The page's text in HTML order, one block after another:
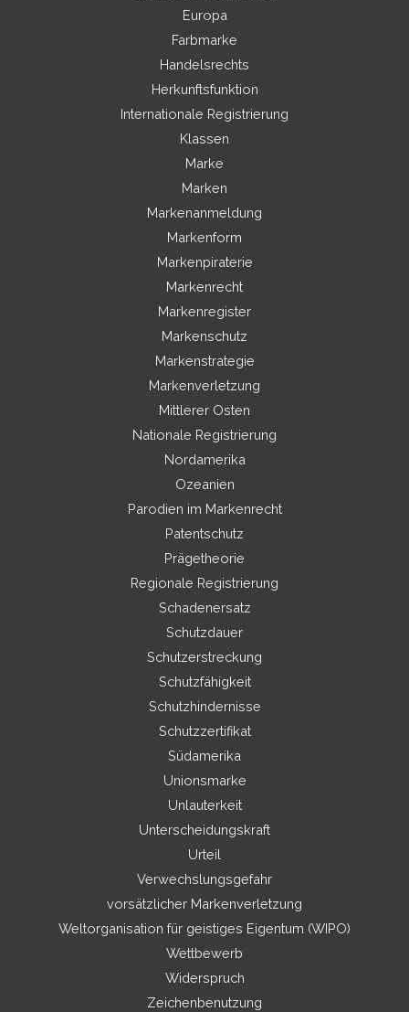
Europa
Farbmarke
Handelsrechts
Herkunftsfunktion
Internationale Registrierung
Klassen
Marke
Marken
Markenanmeldung
Markenform
Markenpiraterie
Markenrecht
Markenregister
Markenschutz
Markenstrategie
Markenverletzung
Mittlerer Osten
Nationale Registrierung
Nordamerika
Ozeanien
Parodien im Markenrecht
Patentschutz
Prägetheorie
Regionale Registrierung
Schadenersatz
Schutzdauer
Schutzerstreckung
Schutzfähigkeit
Schutzhindernisse
Schutzzertifikat
Südamerika
Unionsmarke
Unlauterkeit
Unterscheidungskraft
Urteil
Verwechslungsgefahr
vorsätzlicher Markenverletzung
Weltorganisation für geistiges Eigentum (WIPO)
Wettbewerb
Widerspruch
Zeichenbenutzung